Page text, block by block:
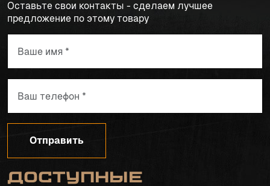
Оставьте свои контакты - сделаем лучшее
предложение по этому товару
Отправить
Доступные